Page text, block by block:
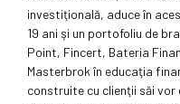
investiţională, aduce în
19 ani şi un portofoliu de
Point, Fincert, Bateria
Masterbrok în educaţia
construite cu clienţii săi